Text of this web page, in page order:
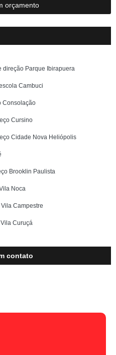
orçamento
direção Parque Ibirapuera
Cambuci
Consolação
Cursino
Cidade Nova Heliópolis
Brooklin Paulista
Noca
Campestre
Curuçá
contato